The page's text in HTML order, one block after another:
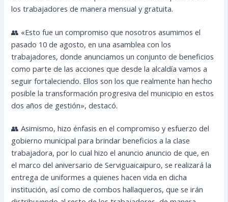
los trabajadores de manera mensual y gratuita.
👥 «Esto fue un compromiso que nosotros asumimos el
pasado 10 de agosto, en una asamblea con los
trabajadores, donde anunciamos un conjunto de beneficios
como parte de las acciones que desde la alcaldía vamos a
seguir fortaleciendo. Ellos son los que realmente han hecho
posible la transformación progresiva del municipio en estos
dos años de gestión», destacó.
👥 Asimismo, hizo énfasis en el compromiso y esfuerzo del
gobierno municipal para brindar beneficios a la clase
trabajadora, por lo cual hizo el anuncio anuncio de que, en
el marco del aniversario de Serviguaicaipuro, se realizará la
entrega de uniformes a quienes hacen vida en dicha
institución, así como de combos hallaqueros, que se irán